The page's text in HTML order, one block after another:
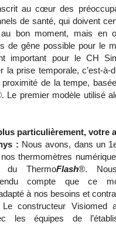
au cœur des
de santé, qui doivent
bon moment, mais en
de gêne possible pour le
important pour le CH
la prise temporale, c’est-à-
de la tempe,
Le premier modèle utilisé
particulièrement, votre
: Nous avons, dans un
nos thermomètres
du ThermoFlash®.
compte que ce
à nos besoins et
Le constructeur Visiomed
les équipes de